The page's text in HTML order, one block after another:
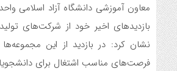
معاون آموزشی دانشگاه آزاد اسلامی
بازدیدهای اخیر خود از شرکت‌های
نشان کرد: در بازدید از این
فرصت‌های مناسب اشتغال برای